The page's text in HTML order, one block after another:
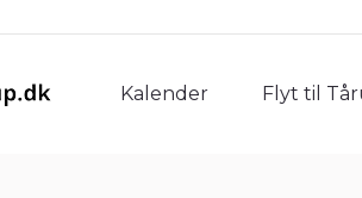
Kalender Flyt til
Kalender Flyt til